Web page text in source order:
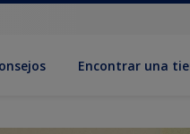
Encontrar una